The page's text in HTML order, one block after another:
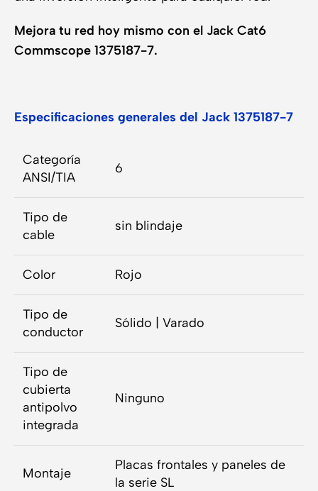
Mejora tu red hoy mismo con el Jack Cat6
Commscope 1375187-7.
Especificaciones generales del Jack 1375187-7
Categoría
ANSI/TIA
6
Tipo de
cable
sin blindaje
Color Rojo
Tipo de
conductor
Sólido | Varado
Tipo de
cubierta
antipolvo
integrada
Ninguno
Montaje
Placas frontales y paneles de
la serie SL